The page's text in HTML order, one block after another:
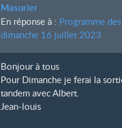
Masurier
En réponse à : Programme
dimanche 16 juillet 2023
Bonjour à tous
Pour Dimanche je ferai la
tandem avec Albert.
Jean-louis